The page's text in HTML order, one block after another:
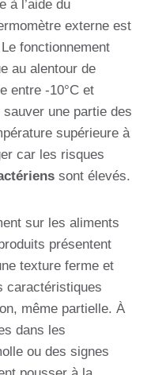
à l’aide du
externe est
fonctionnement
au alentour de
entre -10°C et
une partie des
supérieure à
car les risques
sont élevés.
sur les aliments
présentent
texture ferme et
caractéristiques
même partielle. À
dans les
ou des signes